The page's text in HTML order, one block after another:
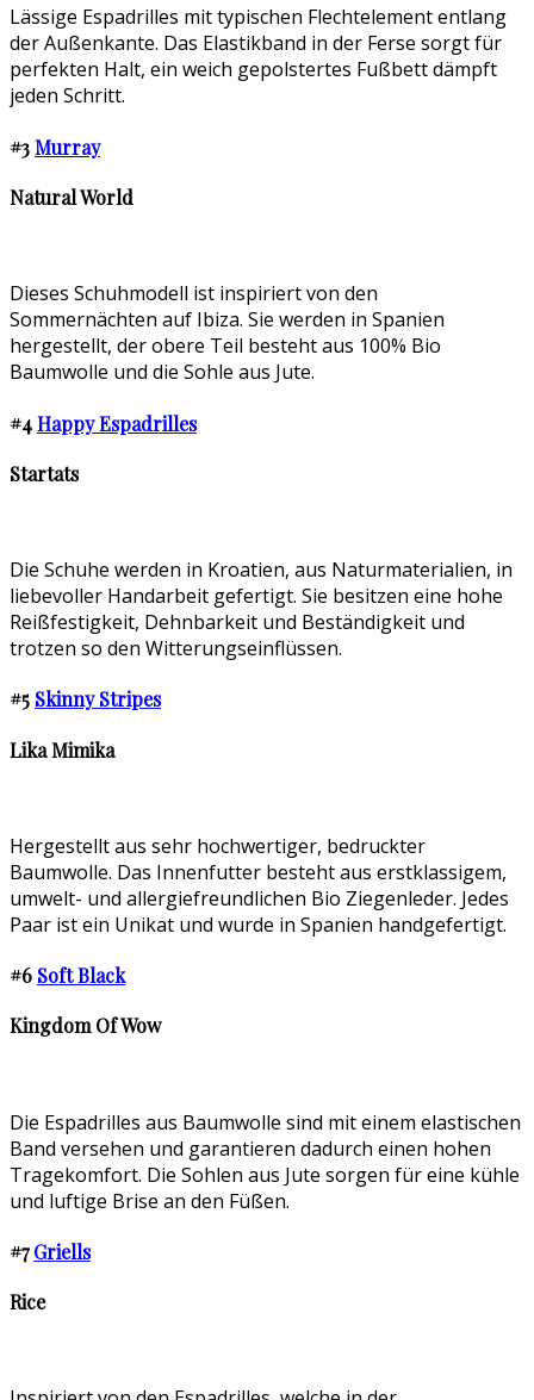
Lässige Espadrilles mit typischen Flechtelement entlang
der Außenkante. Das Elastikband in der Ferse sorgt für
perfekten Halt, ein weich gepolstertes Fußbett dämpft
jeden Schritt.
#3Murray
Natural World
Dieses Schuhmodell ist inspiriert von den
Sommernächten auf Ibiza. Sie werden in Spanien
hergestellt, der obere Teil besteht aus 100% Bio
Baumwolle und die Sohle aus Jute.
#4Happy Espadrilles
Startats
Die Schuhe werden in Kroatien, aus Naturmaterialien, in
liebevoller Handarbeit gefertigt. Sie besitzen eine hohe
Reißfestigkeit, Dehnbarkeit und Beständigkeit und
trotzen so den Witterungseinflüssen.
#5 Skinny Stripes
Lika Mimika
Hergestellt aus sehr hochwertiger, bedruckter
Baumwolle. Das Innenfutter besteht aus erstklassigem,
umwelt- und allergiefreundlichen Bio Ziegenleder. Jedes
Paar ist ein Unikat und wurde in Spanien handgefertigt.
#6 Soft Black
Kingdom Of Wow
Die Espadrilles aus Baumwolle sind mit einem elastischen
Band versehen und garantieren dadurch einen hohen
Tragekomfort. Die Sohlen aus Jute sorgen für eine kühle
und luftige Brise an den Füßen.
#7Griells
Rice